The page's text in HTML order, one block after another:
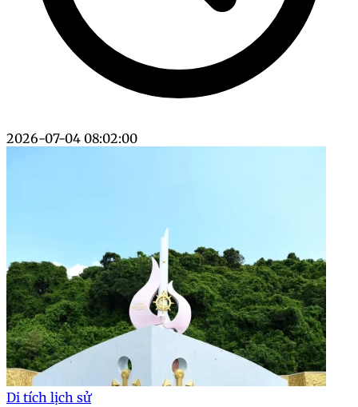
2026-07-04 08:02:00
Di tích lịch sử